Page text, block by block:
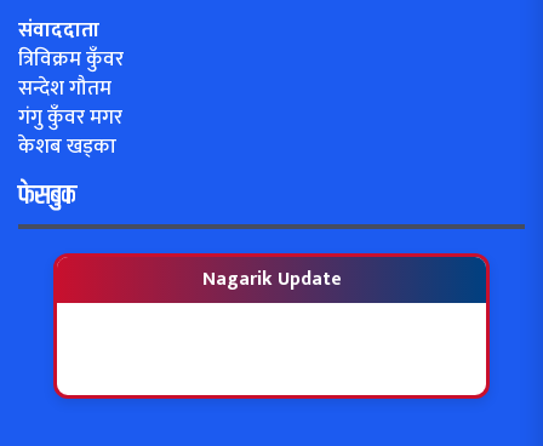
संवाददाता
त्रिविक्रम कुँवर
सन्देश गौतम
गंगु कुँवर मगर
केशब खड्का
फेसबुक
Nagarik Update